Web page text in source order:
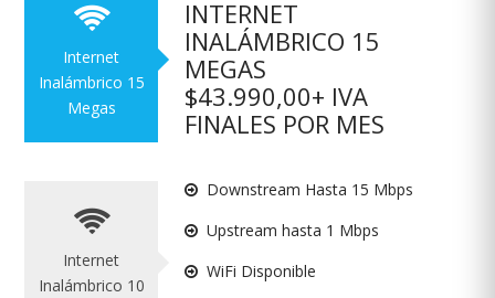
Internet
Inalámbrico 15
Megas
Internet
Inalámbrico 10
INTERNET
INALÁMBRICO 15
MEGAS
$43.990,00+ IVA
FINALES POR MES
Downstream Hasta 15 Mbps
Upstream hasta 1 Mbps
WiFi Disponible